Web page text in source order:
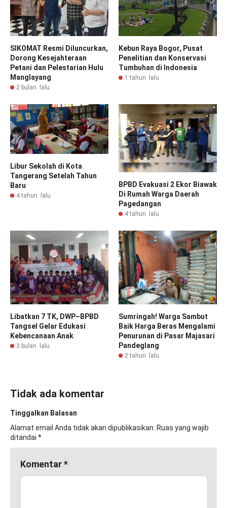
SIKOMAT Resmi Diluncurkan,
Dorong Kesejahteraan
Petani dan Pelestarian Hulu
Manglayang
2 bulan lalu
Kebun Raya Bogor, Pusat
Penelitian dan Konservasi
Tumbuhan di Indonesia
1 tahun lalu
Libur Sekolah di Kota
Tangerang Setelah Tahun
Baru
4 tahun lalu
BPBD Evakuasi 2 Ekor Biawak
Di Rumah Warga Daerah
Pagedangan
4 tahun lalu
Libatkan 7 TK, DWP–BPBD
Tangsel Gelar Edukasi
Kebencanaan Anak
3 bulan lalu
Sumringah! Warga Sambut
Baik Harga Beras Mengalami
Penurunan di Pasar Majasari
Pandeglang
2 tahun lalu
Tidak ada komentar
Tinggalkan Balasan
Alamat email Anda tidak akan dipublikasikan. Ruas yang wajib
ditandai *
Komentar*